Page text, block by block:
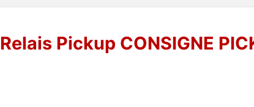
Relais Pickup CONSIGNE